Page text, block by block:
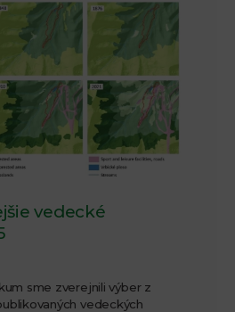
vedecké
sme zverejnili výber z
vedeckých